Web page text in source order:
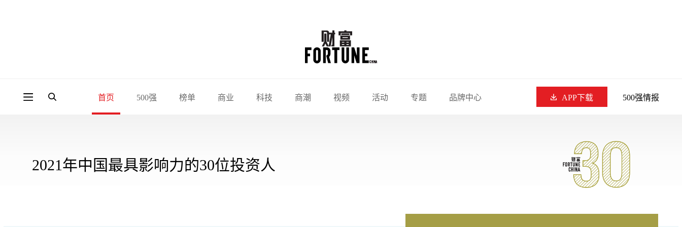
首页 500强 榜单 商业 科技 商潮 视频 活动 专题 品牌中心 APP下载 500强情报
2021年中国最具影响力的30位投资人